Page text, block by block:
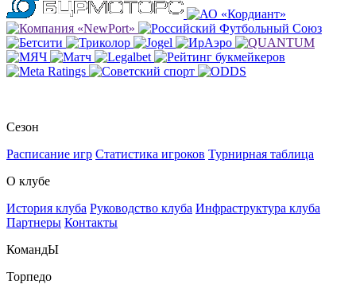
Сезон
Расписание игр Статистика игроков Турнирная таблица
О клубе
История клуба Руководство клуба Инфраструктура клуба
Партнеры Контакты
КомандЫ
Торпедо